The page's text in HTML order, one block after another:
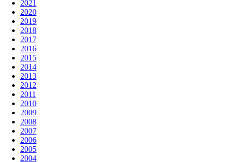
2021
2020
2019
2018
2017
2016
2015
2014
2013
2012
2011
2010
2009
2008
2007
2006
2005
2004